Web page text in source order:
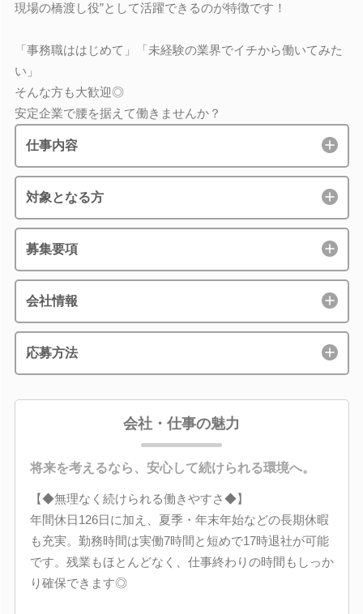
現場の橋渡し役”として活躍できるのが特徴です！
「事務職ははじめて」「未経験の業界でイチから働いてみた
い」
そんな方も大歓迎◎
安定企業で腰を据えて働きませんか？
仕事内容
対象となる方
募集要項
会社情報
応募方法
会社・仕事の魅力
将来を考えるなら、安心して続けられる環境へ。
【◆無理なく続けられる働きやすさ◆】
年間休日126日に加え、夏季・年末年始などの長期休暇
も充実。勤務時間は実働7時間と短めで17時退社が可能
です。残業もほとんどなく、仕事終わりの時間もしっか
り確保できます◎